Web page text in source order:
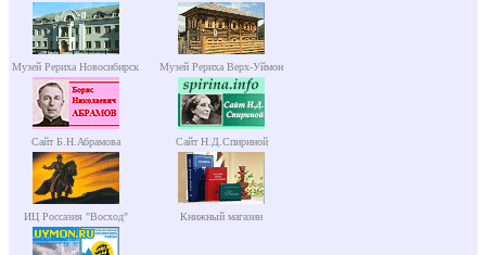
Музей Рериха Новосибирск Музей Рериха Верх-Уймон
Сайт Б.Н.Абрамова Сайт Н.Д.Спириной
ИЦ Россазия "Восход" Книжный магазин